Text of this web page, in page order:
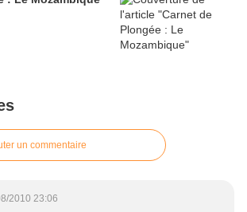
un commentaire
2010 23:06